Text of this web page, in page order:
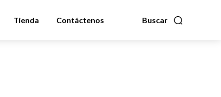
Buscar
Tienda Contáctenos